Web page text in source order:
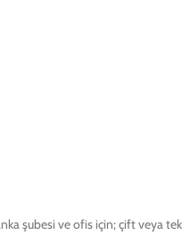
şubesi ve ofis için; çift veya tek